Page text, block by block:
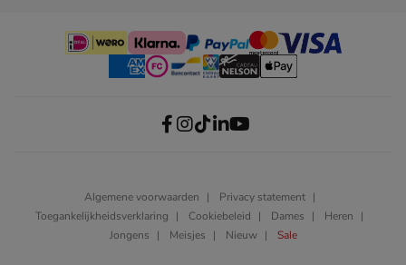
Algemene voorwaarden
Privacy statement
Toegankelijkheidsverklaring
Cookiebeleid Dames
Heren
Jongens
Meisjes Nieuw Sale